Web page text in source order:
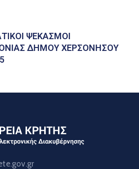
ΨΕΚΑΣΜΟΙ
ΔΗΜΟΥ ΧΕΡΣΟΝΗΣΟΥ